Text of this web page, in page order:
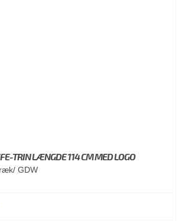
TRIN LÆNGDE 114 CM MED LOGO
GDW